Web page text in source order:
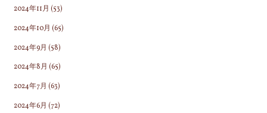
2024年11月 (53)
2024年10月 (65)
2024年9月 (58)
2024年8月 (65)
2024年7月 (63)
2024年6月 (72)